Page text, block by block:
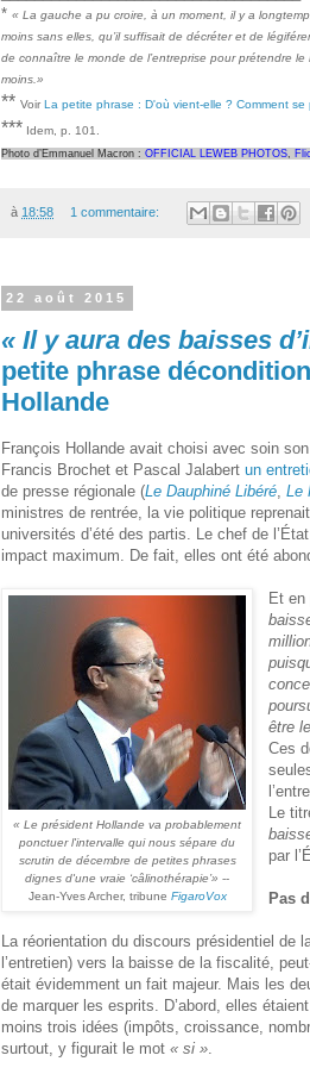
* « La gauche a pu croire, à un moment, il y a
moins sans elles, qu’il suffisait de décréter et de
de connaître le monde de l’entreprise pour prétendre
moins.»
** Voir La petite phrase : D'où vient-elle ? Comment
*** Idem, p. 101.
Photo d’Emmanuel Macron : OFFICIAL LEWEB PHOTOS,
à 18:58 1 commentaire:
22 août 2015
« Il y aura des baisses
petite phrase
Hollande
François Hollande avait choisi avec soin
Francis Brochet et Pascal Jalabert un
de presse régionale (Le Dauphiné Libéré Le
ministres de rentrée, la vie politique
universités d’été des partis. Le chef de
impact maximum. De fait, elles ont été
« Le président Hollande va probablement
ponctuer l'intervalle qui nous sépare du
scrutin de décembre de petites phrases
dignes d'une vraie ‘câlinothérapie’» --
Jean-Yves Archer, tribune FigaroVox
Et
être
Ces
Le
par
Pas
La réorientation du discours présidentiel de
l’entretien) vers la baisse de la fiscalité,
était évidemment un fait majeur. Mais les
de marquer les esprits. D’abord, elles
moins trois idées (impôts, croissance,
surtout, y figurait le mot « si »